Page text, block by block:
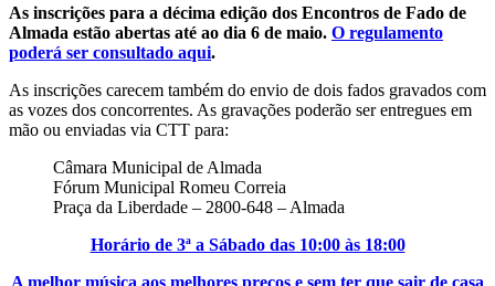
As inscrições para a décima edição dos Encontros de Fado de
Almada estão abertas até ao dia 6 de maio. O regulamento
poderá ser consultado aqui.
As inscrições carecem também do envio de dois fados gravados com
as vozes dos concorrentes. As gravações poderão ser entregues em
mão ou enviadas via CTT para:
Câmara Municipal de Almada
Fórum Municipal Romeu Correia
Praça da Liberdade – 2800-648 – Almada
Horário de 3ª a Sábado das 10:00 às 18:00
A melhor música aos melhores preços e sem ter que sair de casa